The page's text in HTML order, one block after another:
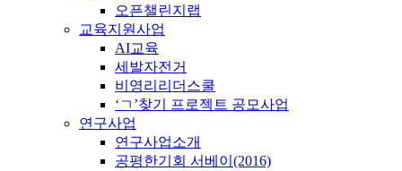
오픈챌린지랩
교육지원사업
AI교육
세발자전거
비영리리더스쿨
‘ㄱ’찾기 프로젝트 공모사업
연구사업
연구사업소개
공평한기회 서베이(2016)